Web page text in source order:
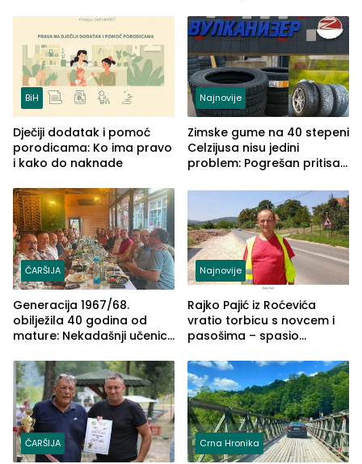
BiH
Dječiji dodatak i pomoć
porodicama: Ko ima pravo
i kako do naknade
Najnovije
Zimske gume na 40 stepeni
Celzijusa nisu jedini
problem: Pogrešan pritisak
ČARŠIJA
Generacija 1967/68.
obilježila 40 godina od
mature: Nekadašnji učenici
(FOTO)
Najnovije
Rajko Pajić iz Roćevića
vratio torbicu s novcem i
pasošima – spasio
Grčkoj
ČARŠIJA Crna Hronika